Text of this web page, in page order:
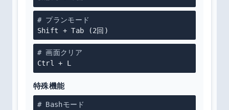
# プランモード
Shift + Tab (2回)
# 画面クリア
Ctrl + L
特殊機能
# Bashモード